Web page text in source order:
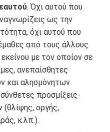
. Όχι αυτού που
ως την
όχι αυτού που
από τους άλλους
εκείνου με τον οποίον σε
ανεπαίσθητες
και αλησμόνητων
προσμίξεις-
(θλίψης, οργής,
κ.λπ.).